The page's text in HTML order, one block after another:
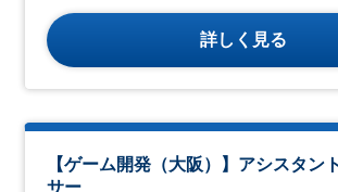
詳しく見る
【ゲーム開発（大阪）】アシスタン
サー